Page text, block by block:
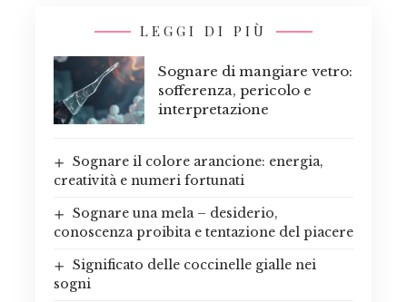
LEGGI DI PIÙ
Sognare di mangiare vetro:
sofferenza, pericolo e
interpretazione
Sognare il colore arancione: energia,
creatività e numeri fortunati
Sognare una mela – desiderio,
conoscenza proibita e tentazione del piacere
Significato delle coccinelle gialle nei
sogni